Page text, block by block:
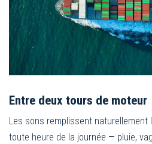
Entre deux tours de moteur
Les sons remplissent naturellement
toute heure de la journée — pluie,